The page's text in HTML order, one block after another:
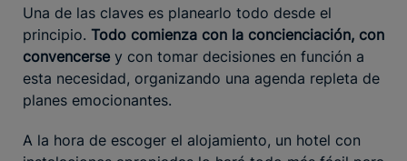
Una de las claves es planearlo todo desde el
principio. Todo comienza con la concienciación, con
convencerse y con tomar decisiones en función a
esta necesidad, organizando una agenda repleta de
planes emocionantes.
A la hora de escoger el alojamiento, un hotel con